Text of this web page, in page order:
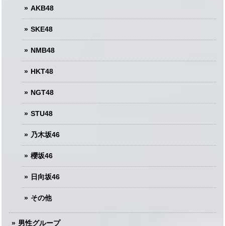
AKB48
SKE48
NMB48
HKT48
NGT48
STU48
乃木坂46
櫻坂46
日向坂46
その他
男性グループ